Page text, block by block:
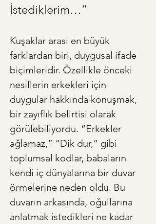
İstediklerim…”
Kuşaklar arası en büyük
farklardan biri, duygusal ifade
biçimleridir. Özellikle önceki
nesillerin erkekleri için
duygular hakkında konuşmak,
bir zayıflık belirtisi olarak
görülebiliyordu. “Erkekler
ağlamaz,” “Dik dur,” gibi
toplumsal kodlar, babaların
kendi iç dünyalarına bir duvar
örmelerine neden oldu. Bu
duvarın arkasında, oğullarına
anlatmak istedikleri ne kadar